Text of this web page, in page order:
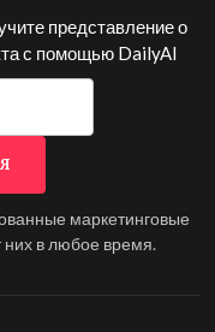
представление о
с помощью DailyAI
маркетинговые
них в любое время.